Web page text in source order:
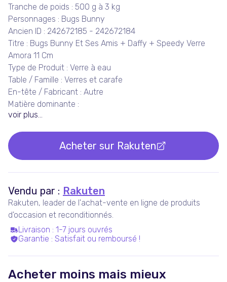
Tranche de poids : 500 g à 3 kg
Personnages : Bugs Bunny
Ancien ID : 242672185 - 242672184
Titre : Bugs Bunny Et Ses Amis + Daffy + Speedy Verre
Amora 11 Cm
Type de Produit : Verre à eau
Table / Famille : Verres et carafe
En-tête / Fabricant : Autre
Matière dominante :
voir plus...
Acheter sur Rakuten
Vendu par : Rakuten
Rakuten, leader de l'achat-vente en ligne de produits
d'occasion et reconditionnés.
Livraison : 1-7 jours ouvrés
Garantie : Satisfait ou remboursé !
Acheter moins mais mieux